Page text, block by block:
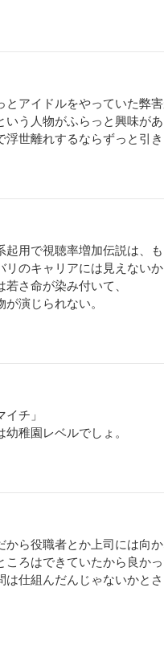
とアイドルをやっていた弊
いう人物がふらっと興味が
浮世離れするならずっと引
起用で視聴率増加伝説は、も
リのキャリアには見えないか
若さ命が染み付いて、
演じられない。
チ」
幼稚園レベルでしょ。
から役職者とか上司には向
ころはできていたから良か
は仕組んだんじゃないかと